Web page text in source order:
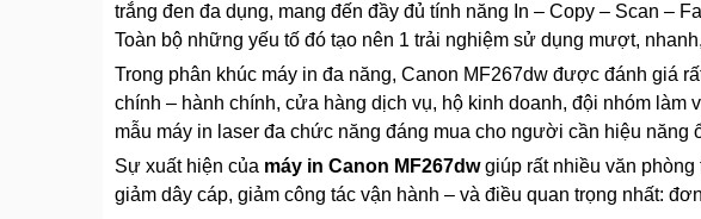
trắng đen đa dụng, mang đến đầy đủ tính năng In – Copy – Scan –
Toàn bộ những yếu tố đó tạo nên 1 trải nghiệm sử dụng mượt,
Trong phân khúc máy in đa năng, Canon MF267dw được đánh giá
chính – hành chính, cửa hàng dịch vụ, hộ kinh doanh, đội nhóm
mẫu máy in laser đa chức năng đáng mua cho người cần hiệu
Sự xuất hiện của máy in Canon MF267dwgiúp rất nhiều văn phòng
giảm dây cáp, giảm công tác vận hành – và điều quan trọng nhất: